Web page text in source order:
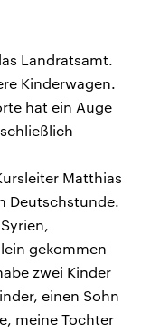
Landratsamt.
Kinderwagen.
hat ein Auge
Matthias
Deutschstunde.
gekommen
zwei Kinder
einen Sohn
meine Tochter